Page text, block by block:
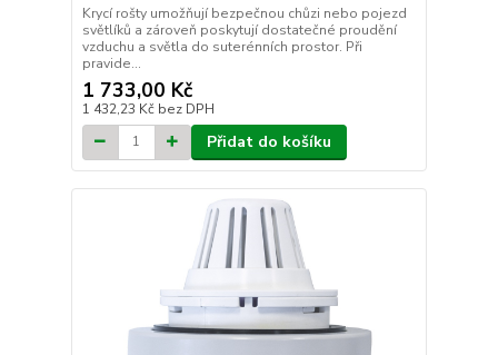
Krycí rošty umožňují bezpečnou chůzi nebo pojezd
světlíků a zároveň poskytují dostatečné proudění
vzduchu a světla do suterénních prostor. Při
pravide...
1 733,00 Kč
1 432,23 Kč bez DPH
Přidat do košíku